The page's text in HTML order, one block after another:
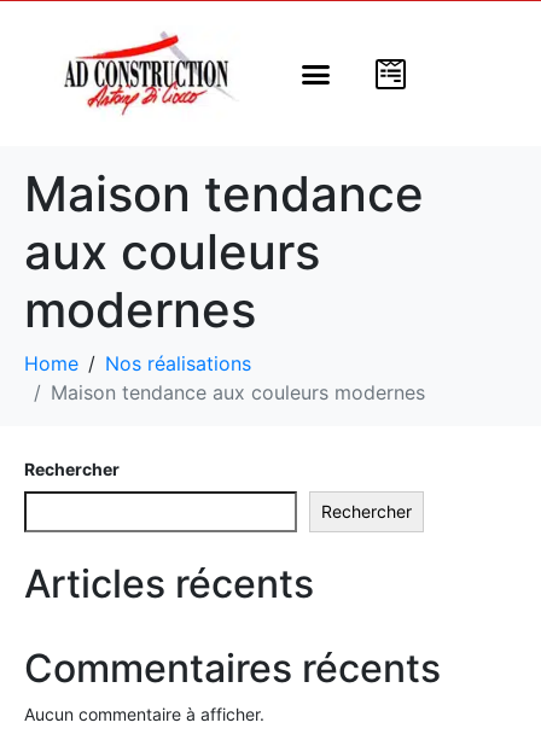
Maison tendance
aux couleurs
modernes
Home
Nos réalisations
Maison tendance aux couleurs modernes
Rechercher
Rechercher
Articles récents
Commentaires récents
Aucun commentaire à afficher.